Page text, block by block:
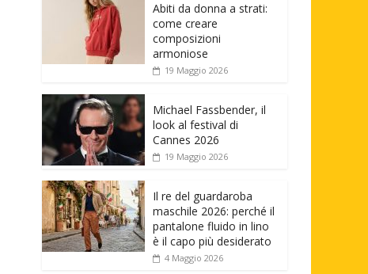
Abiti da donna a strati:
come creare
composizioni
armoniose
19 Maggio 2026
Michael Fassbender, il
look al festival di
Cannes 2026
19 Maggio 2026
Il re del guardaroba
maschile 2026: perché il
pantalone fluido in lino
è il capo più desiderato
4 Maggio 2026